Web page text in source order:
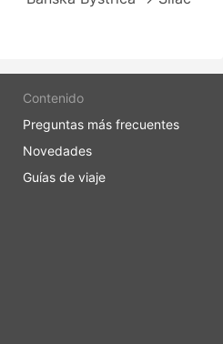
Contenido
Preguntas más frecuentes
Novedades
Guías de viaje